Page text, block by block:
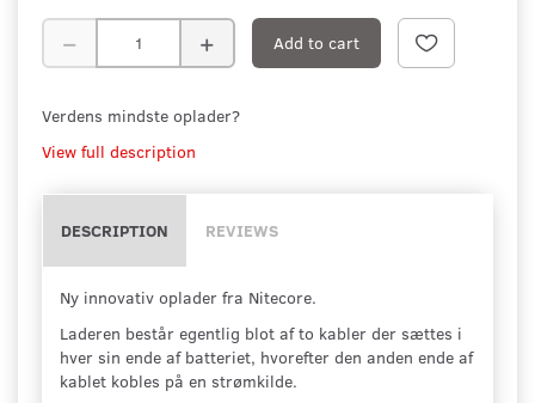
Add to cart
Verdens mindste oplader?
View full description
DESCRIPTION REVIEWS
Ny innovativ oplader fra Nitecore.
Laderen består egentlig blot af to kabler der sættes i
hver sin ende af batteriet, hvorefter den anden ende af
kablet kobles på en strømkilde.